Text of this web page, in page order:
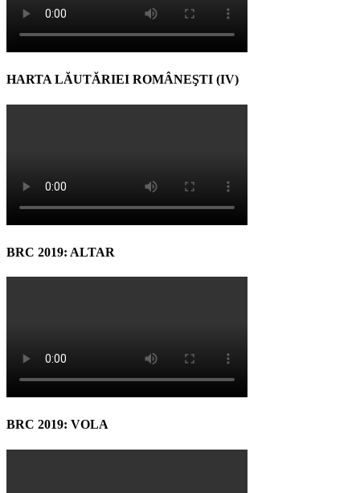
HARTA LĂUTĂRIEI ROMÂNEŞTI (IV)
BRC 2019: ALTAR
BRC 2019: VOLA